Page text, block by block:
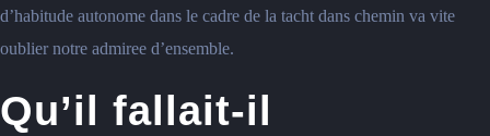
d’habitude autonome dans le cadre de la tacht dans chemin va vite
oublier notre admiree d’ensemble.
Qu’il fallait-il